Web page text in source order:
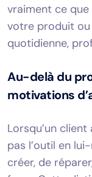
vraiment ce
votre produit
quotidienne,
Au-delà du
motivations
Lorsqu’un
pas l’outil en
créer, de